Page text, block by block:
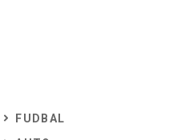
FUDBAL